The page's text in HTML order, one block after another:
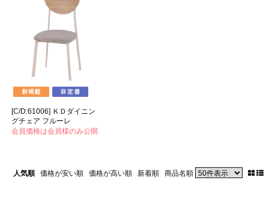
[C/D:61006] ＫＤダイニン
グチェア フルーレ
会員価格は会員様のみ公開
人気順 価格が安い順 価格が高い順 新着順 商品名順